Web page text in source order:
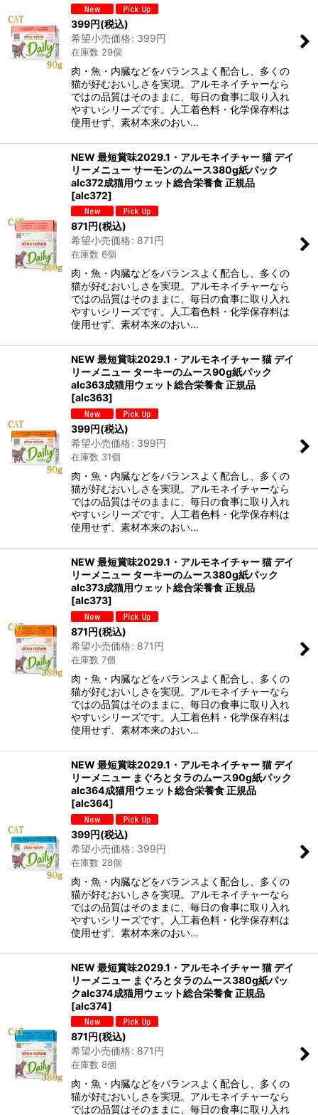
399円(税込)
希望小売価格: 399円
在庫数 29個
肉・魚・内臓などをバランスよく配合し、多くの
猫が好むおいしさを実現。アルモネイチャーなら
ではの品質はそのままに、毎日の食事に取り入れ
やすいシリーズです。人工着色料・化学保存料は
使用せず、素材本来のおい…
NEW 最短賞味2029.1・アルモネイチャー 猫 デイ
リーメニュー サーモンのムース380g紙パック
alc372成猫用ウェット総合栄養食 正規品
[alc372]
871 円(税込)
希望小売価格: 871 円
在庫数 6個
肉・魚・内臓などをバランスよく配合し、多くの
猫が好むおいしさを実現。アルモネイチャーなら
ではの品質はそのままに、毎日の食事に取り入れ
やすいシリーズです。人工着色料・化学保存料は
使用せず、素材本来のおい…
NEW 最短賞味2029.1・アルモネイチャー 猫 デイ
リーメニュー ターキーのムース90g紙パック
alc363成猫用ウェット総合栄養食 正規品
[alc363]
399円(税込)
希望小売価格: 399円
在庫数 31個
肉・魚・内臓などをバランスよく配合し、多くの
猫が好むおいしさを実現。アルモネイチャーなら
ではの品質はそのままに、毎日の食事に取り入れ
やすいシリーズです。人工着色料・化学保存料は
使用せず、素材本来のおい…
NEW 最短賞味2029.1・アルモネイチャー 猫 デイ
リーメニュー ターキーのムース380g紙パック
alc373成猫用ウェット総合栄養食 正規品
[alc373]
871円(税込)
希望小売価格: 871円
在庫数 7個
肉・魚・内臓などをバランスよく配合し、多くの
猫が好むおいしさを実現。アルモネイチャーなら
ではの品質はそのままに、毎日の食事に取り入れ
やすいシリーズです。人工着色料・化学保存料は
使用せず、素材本来のおい…
NEW 最短賞味2029.1・アルモネイチャー 猫 デイ
リーメニュー まぐろとタラのムース90g紙パック
alc364成猫用ウェット総合栄養食 正規品
[alc364]
399円(税込)
希望小売価格: 399円
在庫数 28個
肉・魚・内臓などをバランスよく配合し、多くの
猫が好むおいしさを実現。アルモネイチャーなら
ではの品質はそのままに、毎日の食事に取り入れ
やすいシリーズです。人工着色料・化学保存料は
使用せず、素材本来のおい…
NEW 最短賞味2029.1・アルモネイチャー 猫 デイ
リーメニュー まぐろとタラのムース380g紙パッ
クalc374成猫用ウェット総合栄養食 正規品
[alc374]
871円(税込)
希望小売価格: 871円
在庫数 8個
肉・魚・内臓などをバランスよく配合し、多くの
猫が好むおいしさを実現。アルモネイチャーなら
ではの品質はそのままに、毎日の食事に取り入れ